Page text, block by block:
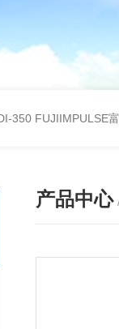
350 FUJIIMPULSE
产品中心